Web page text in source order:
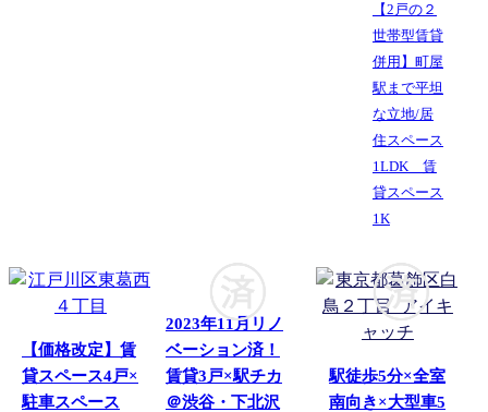
【2戸の２
世帯型賃貸
併用】町屋
駅まで平坦
な立地/居
住スペース
1LDK 賃
貸スペース
1K
【価格改定】賃
貸スペース4戸×
駐車スペース
2023年11月リノ
ベーション済！
賃貸3戸×駅チカ
＠渋谷・下北沢
駅徒歩5分×全室
南向き×大型車5